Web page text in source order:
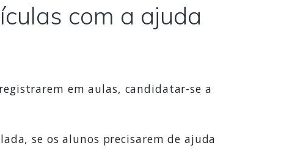
com a ajuda
em aulas, candidatar-se a
se os alunos precisarem de ajuda